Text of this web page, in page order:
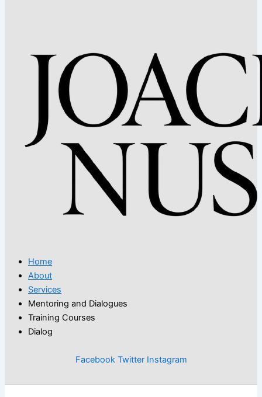
Home
About
Services
Mentoring and Dialogues
Training Courses
Dialog
Facebook Twitter Instagram